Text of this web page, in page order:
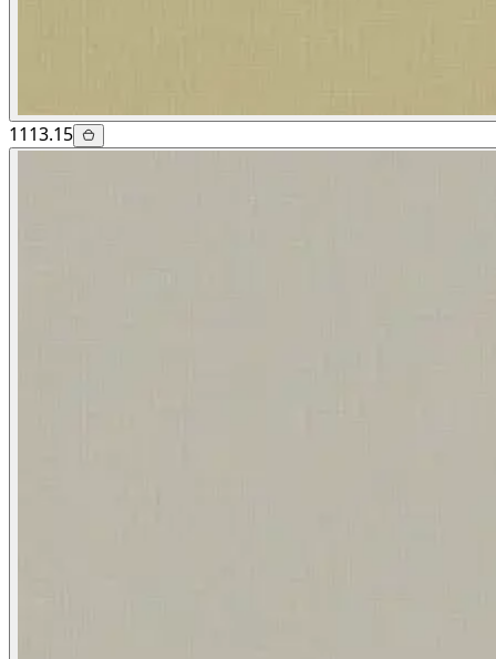
1113.15